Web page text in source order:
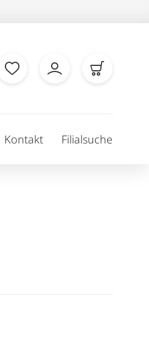
Kontakt Filialsuche